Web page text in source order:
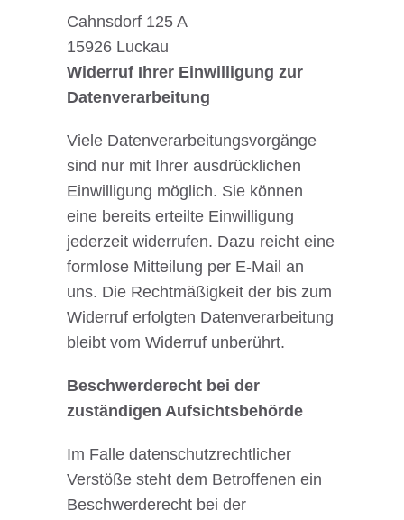
Cahnsdorf 125 A
15926 Luckau
Widerruf Ihrer Einwilligung zur
Datenverarbeitung
Viele Datenverarbeitungsvorgänge
sind nur mit Ihrer ausdrücklichen
Einwilligung möglich. Sie können
eine bereits erteilte Einwilligung
jederzeit widerrufen. Dazu reicht eine
formlose Mitteilung per E-Mail an
uns. Die Rechtmäßigkeit der bis zum
Widerruf erfolgten Datenverarbeitung
bleibt vom Widerruf unberührt.
Beschwerderecht bei der
zuständigen Aufsichtsbehörde
Im Falle datenschutzrechtlicher
Verstöße steht dem Betroffenen ein
Beschwerderecht bei der